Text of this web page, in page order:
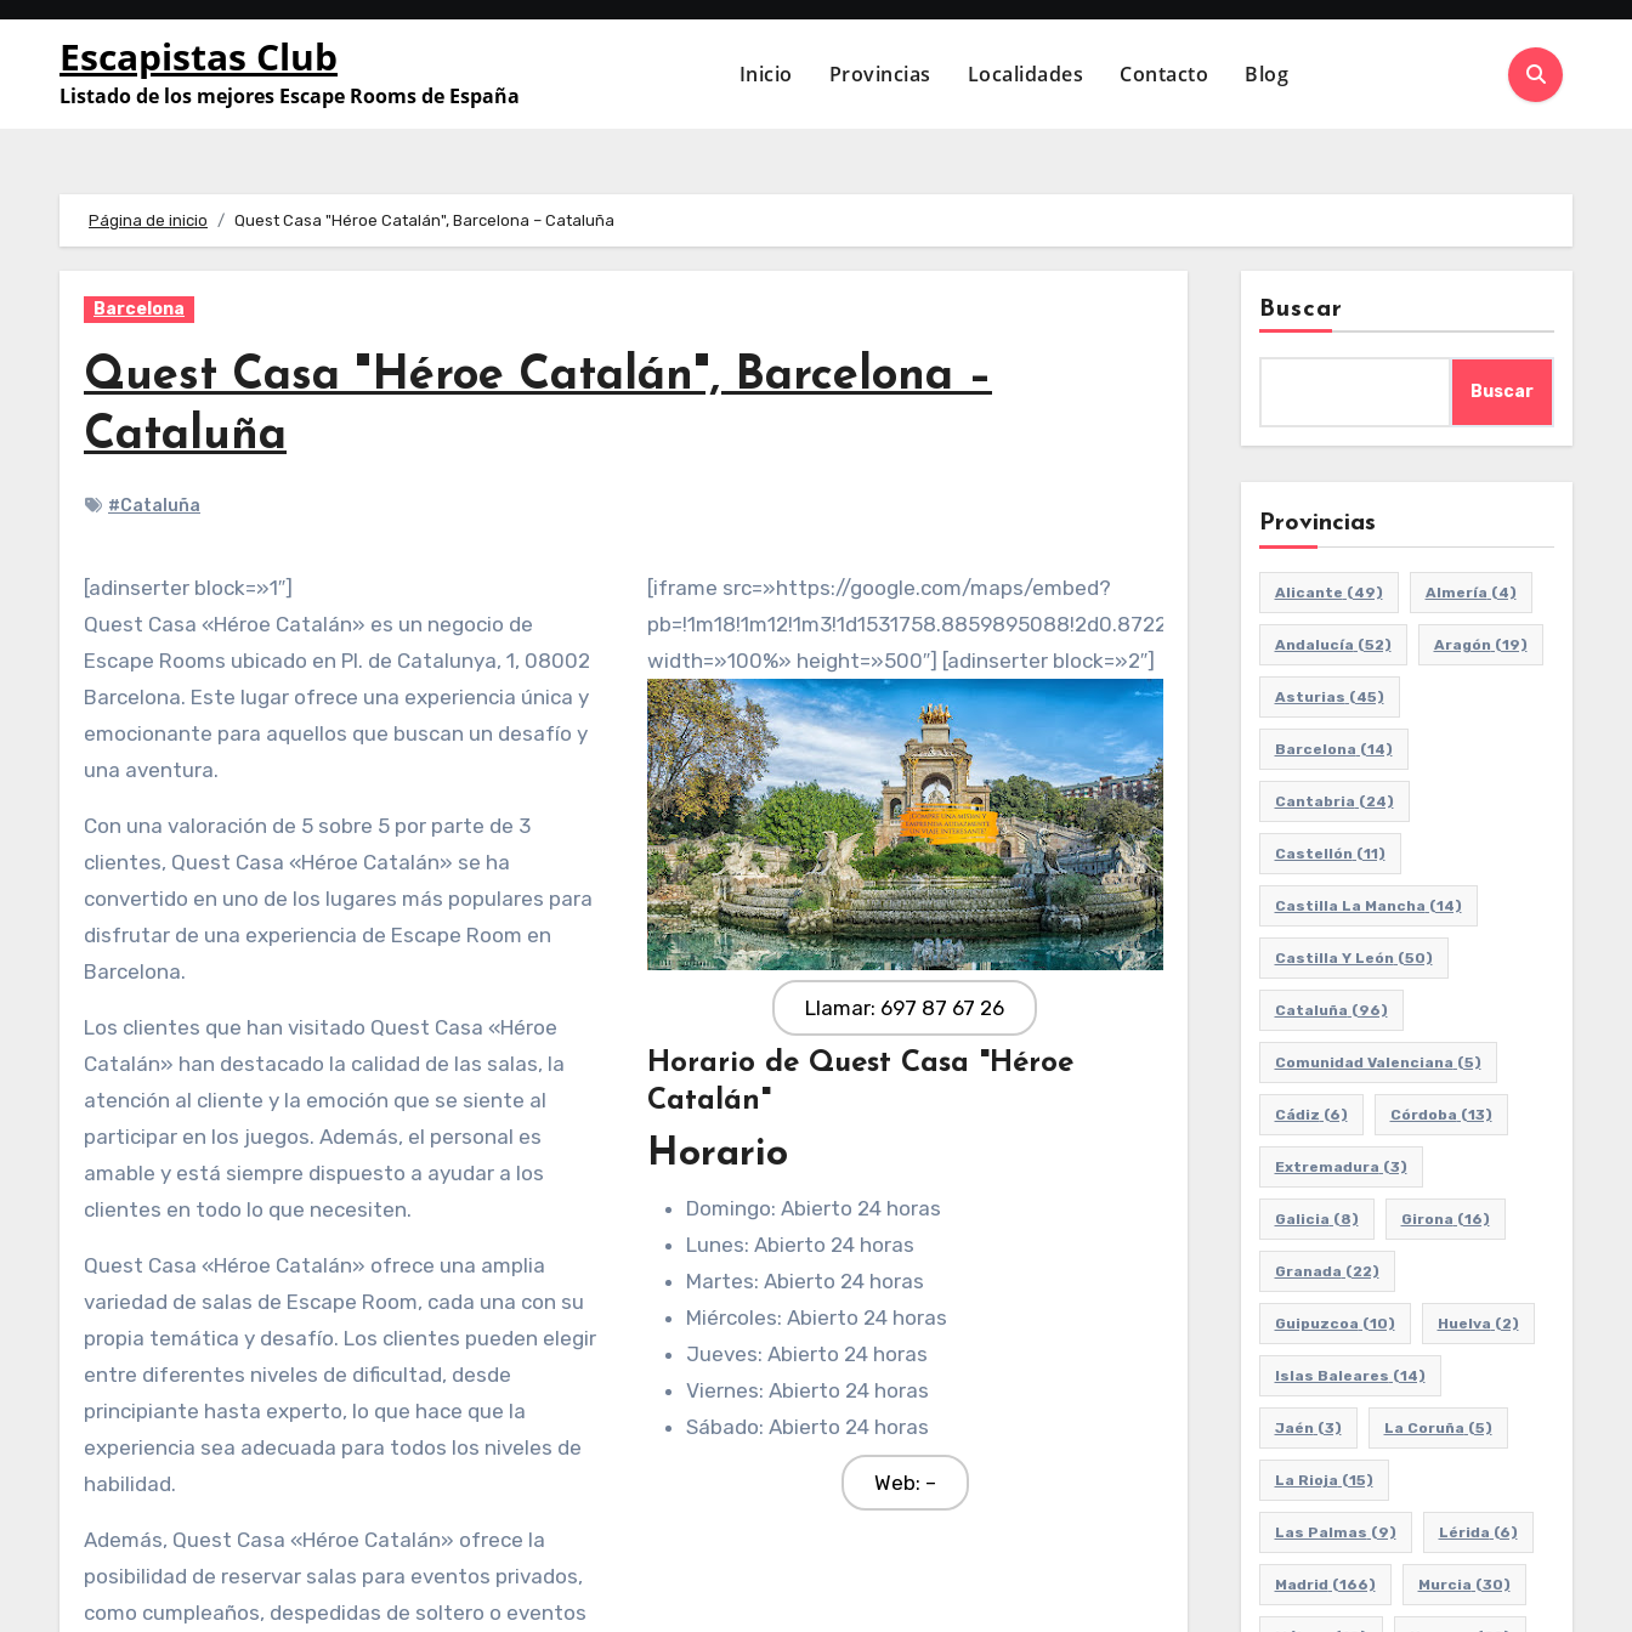
Saltar
contenido
Escapistas Club
Listado de los mejores Escape Rooms de España
Inicio Provincias Localidades Contacto Blog
Página de inicio Quest Casa "Héroe Catalán", Barcelona – Cataluña
Barcelona
Quest Casa "Héroe Catalán", Barcelona –
Cataluña
#Cataluña
[adinserter block=»1″]
Quest Casa «Héroe Catalán» es un negocio de
Escape Rooms ubicado en Pl. de Catalunya, 1, 08002
Barcelona. Este lugar ofrece una experiencia única y
emocionante para aquellos que buscan un desafío y
una aventura.
Con una valoración de 5 sobre 5 por parte de 3
clientes, Quest Casa «Héroe Catalán» se ha
convertido en uno de los lugares más populares para
disfrutar de una experiencia de Escape Room en
Barcelona.
Los clientes que han visitado Quest Casa «Héroe
Catalán» han destacado la calidad de las salas, la
atención al cliente y la emoción que se siente al
participar en los juegos. Además, el personal es
amable y está siempre dispuesto a ayudar a los
clientes en todo lo que necesiten.
Quest Casa «Héroe Catalán» ofrece una amplia
variedad de salas de Escape Room, cada una con su
propia temática y desafío. Los clientes pueden elegir
entre diferentes niveles de dificultad, desde
principiante hasta experto, lo que hace que la
experiencia sea adecuada para todos los niveles de
habilidad.
Además, Quest Casa «Héroe Catalán» ofrece la
posibilidad de reservar salas para eventos privados,
como cumpleaños, despedidas de soltero o eventos
[iframe src=»https://google.com/maps/embed?
width=»100%» height=»500″] [adinserter block=»2″]
Llamar: 697 87 67 26
Horario de Quest Casa "Héroe
Catalán"
Horario
Domingo: Abierto 24 horas
Lunes: Abierto 24 horas
Martes: Abierto 24 horas
Miércoles: Abierto 24 horas
Jueves: Abierto 24 horas
Viernes: Abierto 24 horas
Sábado: Abierto 24 horas
Web: –
Buscar
Buscar
Provincias
Alicante (49) Almería (4)
Andalucía (52) Aragón (19)
Asturias (45)
Barcelona (14)
Cantabria (24)
Castellón (11)
Castilla La Mancha (14)
Castilla Y León (50)
Cataluña (96)
Comunidad Valenciana (5)
Cádiz (6) Córdoba (13)
Extremadura (3)
Galicia (8) Girona (16)
Granada (22)
Guipuzcoa (10) Huelva (2)
Islas Baleares (14)
Jaén (3) La Coruña (5)
La Rioja (15)
Las Palmas (9) Lérida (6)
Madrid (166) Murcia (30)